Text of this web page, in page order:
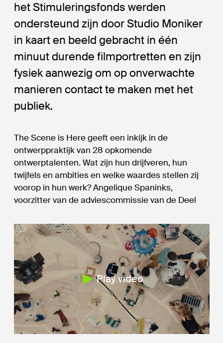
het Stimuleringsfonds werden
ondersteund zijn door Studio Moniker
in kaart en beeld gebracht in één
minuut durende filmportretten en zijn
fysiek aanwezig om op onverwachte
manieren contact te maken met het
publiek.
The Scene is Here geeft een inkijk in de
ontwerppraktijk van 28 opkomende
ontwerptalenten. Wat zijn hun drijfveren, hun
twijfels en ambities en welke waardes stellen zij
voorop in hun werk? Angelique Spaninks,
voorzitter van de adviescommissie van de Deel
Play video